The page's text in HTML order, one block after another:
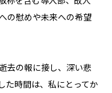
の慰めや未来への希望
去の報に接し、深い悲
時間は、私にとってか